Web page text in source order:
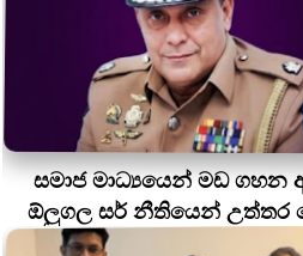
සමාජ මාධ්‍යයෙන් මඩ ගහන
ඕලුගල සර් නීතියෙන් උත්තර